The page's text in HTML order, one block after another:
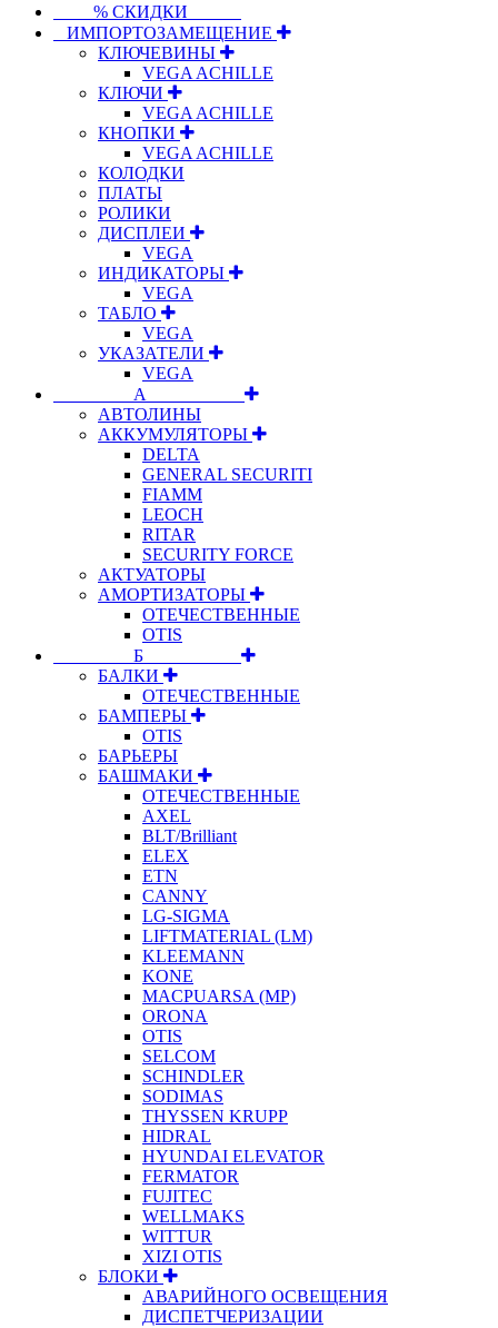
⠀⠀⠀% СКИДКИ⠀⠀⠀⠀
⠀ИМПОРТОЗАМЕЩЕНИЕ
КЛЮЧЕВИНЫ
VEGA ACHILLE
КЛЮЧИ
VEGA ACHILLE
КНОПКИ
VEGA ACHILLE
КОЛОДКИ
ПЛАТЫ
РОЛИКИ
ДИСПЛЕИ
VEGA
ИНДИКАТОРЫ
VEGA
ТАБЛО
VEGA
УКАЗАТЕЛИ
VEGA
⠀⠀⠀⠀⠀⠀А⠀⠀⠀⠀⠀⠀⠀
АВТОЛИНЫ
АККУМУЛЯТОРЫ
DELTA
GENERAL SECURITI
FIAMM
LEOCH
RITAR
SECURITY FORCE
АКТУАТОРЫ
АМОРТИЗАТОРЫ
ОТЕЧЕСТВЕННЫЕ
OTIS
⠀⠀⠀⠀⠀⠀Б⠀⠀⠀⠀⠀⠀⠀
БАЛКИ
ОТЕЧЕСТВЕННЫЕ
БАМПЕРЫ
OTIS
БАРЬЕРЫ
БАШМАКИ
ОТЕЧЕСТВЕННЫЕ
AXEL
BLT/Brilliant
ELEX
ETN
CANNY
LG-SIGMA
LIFTMATERIAL (LM)
KLEEMANN
KONE
MACPUARSA (MP)
ORONA
OTIS
SELCOM
SCHINDLER
SODIMAS
THYSSEN KRUPP
HIDRAL
HYUNDAI ELEVATOR
FERMATOR
FUJITEC
WELLMAKS
WITTUR
XIZI OTIS
БЛОКИ
АВАРИЙНОГО ОСВЕЩЕНИЯ
ДИСПЕТЧЕРИЗАЦИИ